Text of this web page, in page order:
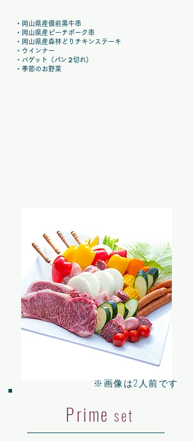
・岡山県産備前黒牛串
・岡山県産ピーチポーク串
・岡山県産森林どりチキンステーキ
・ウインナー
・バゲット
（パン２切れ）
・季節のお野菜
​※画像は2人前です
Prime set